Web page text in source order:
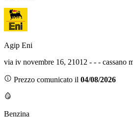
Agip Eni
via iv novembre 16, 21012 - - - cassano
Prezzo comunicato il 04/08/2026
Benzina